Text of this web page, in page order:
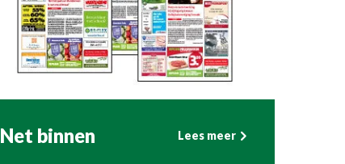
Net binnen Lees meer